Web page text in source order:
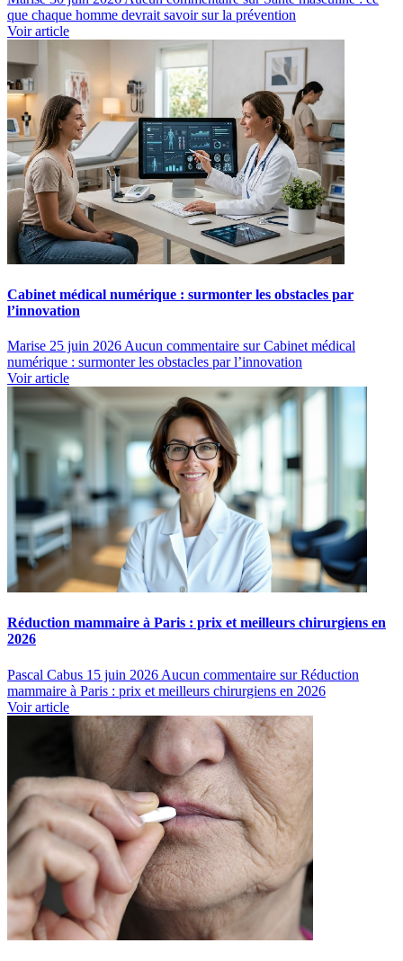
que chaque homme devrait savoir sur la prévention
Voir article
Cabinet médical numérique : surmonter les obstacles par
l’innovation
Marise 25 juin 2026 Aucun commentaire sur Cabinet médical
numérique : surmonter les obstacles par l’innovation
Voir article
Réduction mammaire à Paris : prix et meilleurs chirurgiens en
2026
Pascal Cabus 15 juin 2026 Aucun commentaire sur Réduction
mammaire à Paris : prix et meilleurs chirurgiens en 2026
Voir article